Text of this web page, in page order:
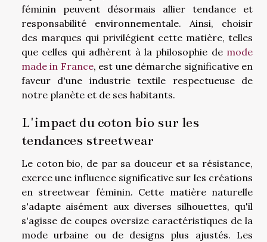
féminin peuvent désormais allier tendance et
responsabilité environnementale. Ainsi, choisir
des marques qui privilégient cette matière, telles
que celles qui adhèrent à la philosophie de mode
made in France, est une démarche significative en
faveur d'une industrie textile respectueuse de
notre planète et de ses habitants.
L'impact du coton bio sur les
tendances streetwear
Le coton bio, de par sa douceur et sa résistance,
exerce une influence significative sur les créations
en streetwear féminin. Cette matière naturelle
s'adapte aisément aux diverses silhouettes, qu'il
s'agisse de coupes oversize caractéristiques de la
mode urbaine ou de designs plus ajustés. Les